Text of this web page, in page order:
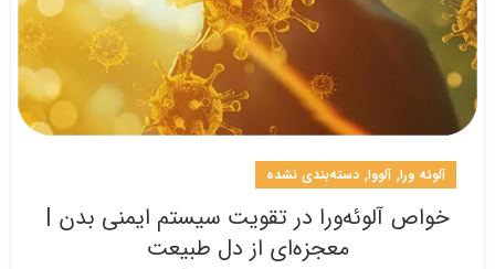
آلوئه ورا, آلووا, دسته‌بندی نشده
خواص آلوئه‌ورا در تقویت سیستم ایمنی بدن |
معجزه‌ای از دل طبیعت